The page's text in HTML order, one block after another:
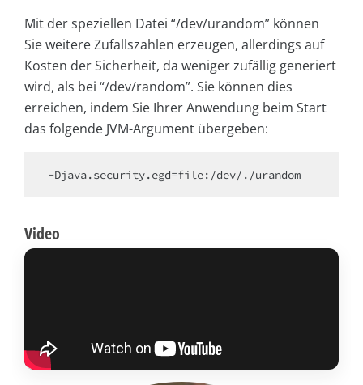
Mit der speziellen Datei “/dev/urandom” können
Sie weitere Zufallszahlen erzeugen, allerdings auf
Kosten der Sicherheit, da weniger zufällig generiert
wird, als bei “/dev/random”. Sie können dies
erreichen, indem Sie Ihrer Anwendung beim Start
das folgende JVM-Argument übergeben:
Video